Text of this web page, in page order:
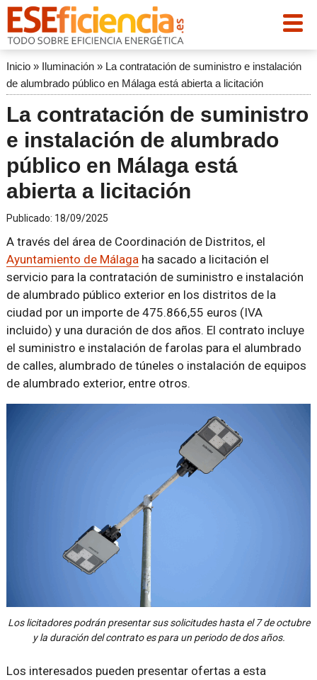
Inicio» Iluminación» La contratación de suministro e instalación
de alumbrado público en Málaga está abierta a licitación
La contratación de suministro
e instalación de alumbrado
público en Málaga está
abierta a licitación
Publicado: 18/09/2025
A través del área de Coordinación de Distritos, el
Ayuntamiento de Málagaha sacado a licitación el
servicio para la contratación de suministro e instalación
de alumbrado público exterior en los distritos de la
ciudad por un importe de 475.866,55 euros (IVA
incluido) y una duración de dos años. El contrato incluye
el suministro e instalación de farolas para el alumbrado
de calles, alumbrado de túneles o instalación de equipos
de alumbrado exterior, entre otros.
Los licitadores podrán presentar sus solicitudes hasta el 7 de octubre
y la duración del contrato es para un periodo de dos años.
Los interesados pueden presentar ofertas a esta